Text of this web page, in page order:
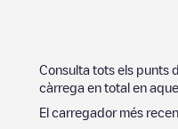
Consulta tots els punts
càrrega en total en
El carregador més